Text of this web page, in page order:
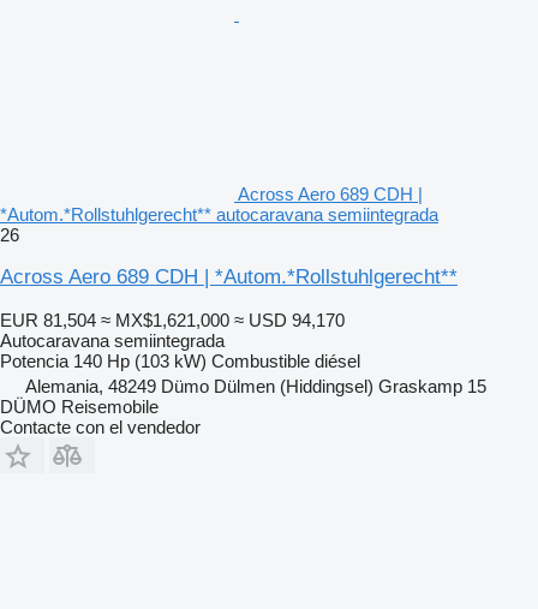
Across Aero 689 CDH |
*Autom.*Rollstuhlgerecht** autocaravana semiintegrada
26
Across Aero 689 CDH | *Autom.*Rollstuhlgerecht**
EUR 81,504 ≈ MX$1,621,000 ≈ USD 94,170
Autocaravana semiintegrada
Potencia 140 Hp (103 kW) Combustible diésel
Alemania, 48249 Dümo Dülmen (Hiddingsel) Graskamp 15
DÜMO Reisemobile
Contacte con el vendedor